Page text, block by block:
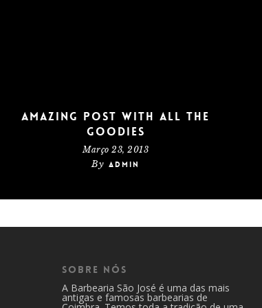
Amazing post with all the
goodies
Março 23, 2013
By admin
Sobre Nós
A Barbearia São José é uma das mais
antigas e famosas barbearias de